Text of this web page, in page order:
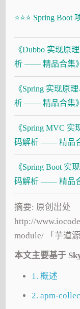
大厂面试必备
⭐⭐⭐ Spring Boot
《Dubbo 实现原
析 —— 精品合集》
《Spring 实现原
析 —— 精品合集》
《Spring MVC 实
码解析 —— 精品
《Spring Boot 实
码解析 —— 精品
摘要: 原创出处
http://
module/ 「芋道
本文主要基于
1. 概述
2. apm-